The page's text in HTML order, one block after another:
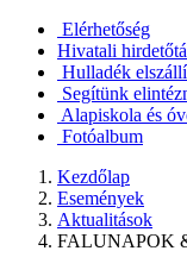
Elérhetőség
Hivatali
Hulladék
Segítünk
Alapiskola és
Fotóalbum
Kezdőlap
Események
Aktualitások
FALUNAPOK